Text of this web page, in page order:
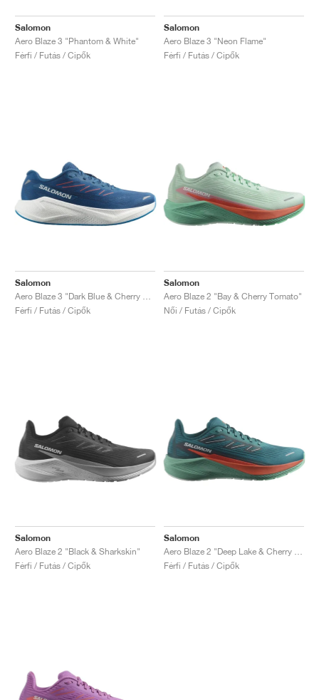
Salomon
Aero Blaze 3 "Phantom & White"
Férfi / Futás / Cipők
Salomon
Aero Blaze 3 "Neon Flame"
Férfi / Futás / Cipők
Salomon
Férfi / Futás / Cipők
Salomon
Aero Blaze 2 "Bay & Cherry Tomato"
Női / Futás / Cipők
Salomon
Aero Blaze 2 "Black & Sharkskin"
Férfi / Futás / Cipők
Salomon
Férfi / Futás / Cipők